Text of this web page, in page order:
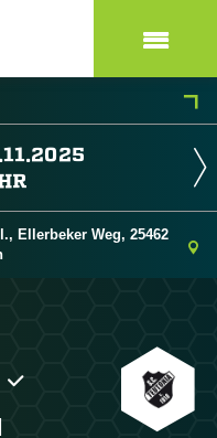
Ellerbeker Weg, 25462